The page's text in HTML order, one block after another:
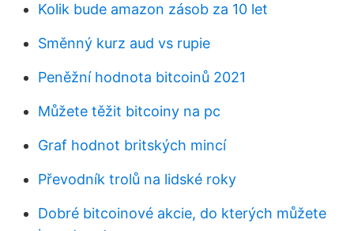
Kolik bude amazon zásob za 10 let
Směnný kurz aud vs rupie
Peněžní hodnota bitcoinů 2021
Můžete těžit bitcoiny na pc
Graf hodnot britských mincí
Převodník trolů na lidské roky
Dobré bitcoinové akcie, do kterých můžete